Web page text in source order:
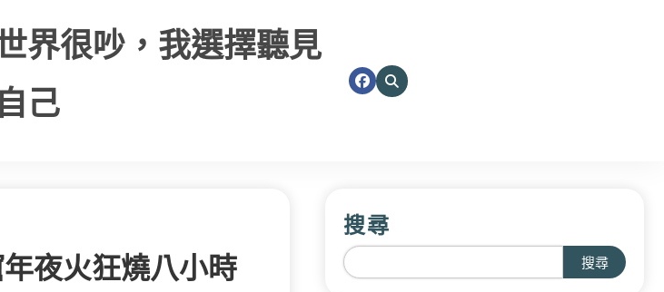
界很吵，我選擇聽見
自己
夜火狂燒八小時
搜尋
搜尋